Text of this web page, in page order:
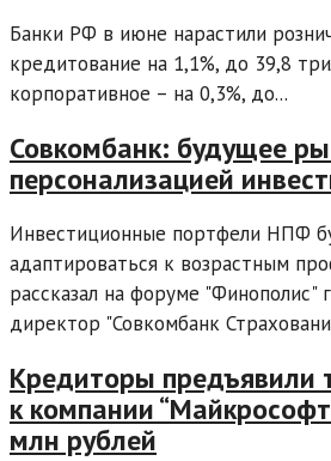
Банки РФ в июне нарастили
кредитование на 1,1%, до 39,8
корпоративное – на 0,3%, до...
Совкомбанк: будущее
персонализацией
Инвестиционные портфели НПФ
адаптироваться к возрастным
рассказал на форуме "Финополис"
директор "Совкомбанк
Кредиторы предъявили
к компании
млн рублей